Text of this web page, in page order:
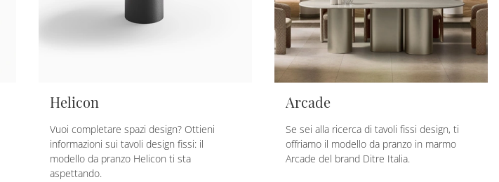
Helicon
Vuoi completare spazi design? Ottieni
informazioni sui tavoli design fissi: il
modello da pranzo Helicon ti sta
aspettando.
Arcade
Se sei alla ricerca di tavoli fissi design, ti
offriamo il modello da pranzo in marmo
Arcade del brand Ditre Italia.